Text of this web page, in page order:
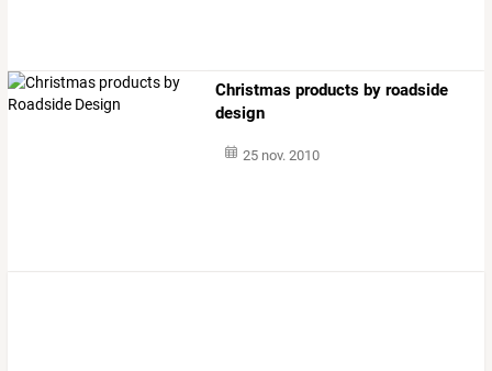
Christmas products by roadside
design
25 nov. 2010